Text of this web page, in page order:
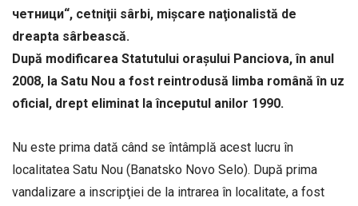
четници“, cetniţii sârbi, mişcare naţionalistă de
dreapta sârbească.
După modificarea Statutului oraşului Panciova, în anul
2008, la Satu Nou a fost reintrodusă limba română în uz
oficial, drept eliminat la începutul anilor 1990.
Nu este prima dată când se întâmplă acest lucru în
localitatea Satu Nou (Banatsko Novo Selo). După prima
vandalizare a inscripţiei de la intrarea în localitate, a fost